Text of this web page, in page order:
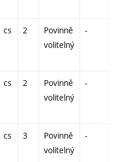
cs 2
Povinně
volitelný
-
cs 2
Povinně
volitelný
-
cs 3
Povinně
volitelný
-